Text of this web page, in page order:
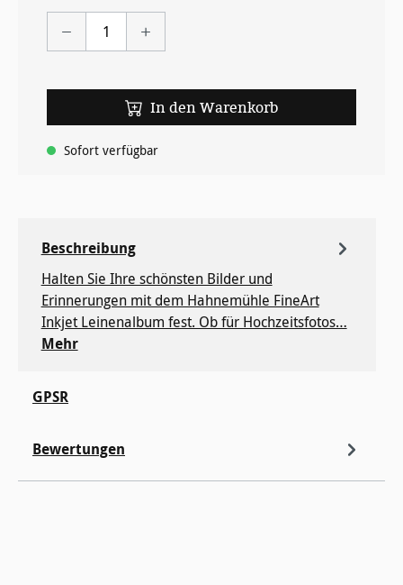
In den Warenkorb
Sofort verfügbar
Beschreibung
Halten Sie Ihre schönsten Bilder und
Erinnerungen mit dem Hahnemühle FineArt
Inkjet Leinenalbum fest. Ob für Hochzeitsfotos…
Mehr
GPSR
Bewertungen